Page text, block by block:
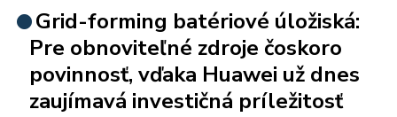
Grid-forming batériové úložiská:
Pre obnoviteľné zdroje čoskoro
povinnosť, vďaka Huawei už dnes
zaujímavá investičná príležitosť